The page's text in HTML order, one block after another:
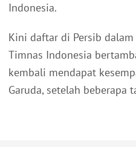
Indonesia.
Kini daftar di Persib
Timnas Indonesia
kembali mendapat
Garuda, setelah beberapa